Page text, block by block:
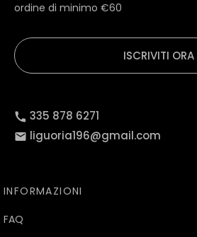
ordine di minimo €60
ISCRIVITI ORA
335 878 6271
liguoria196@gmail.com
INFORMAZIONI
FAQ